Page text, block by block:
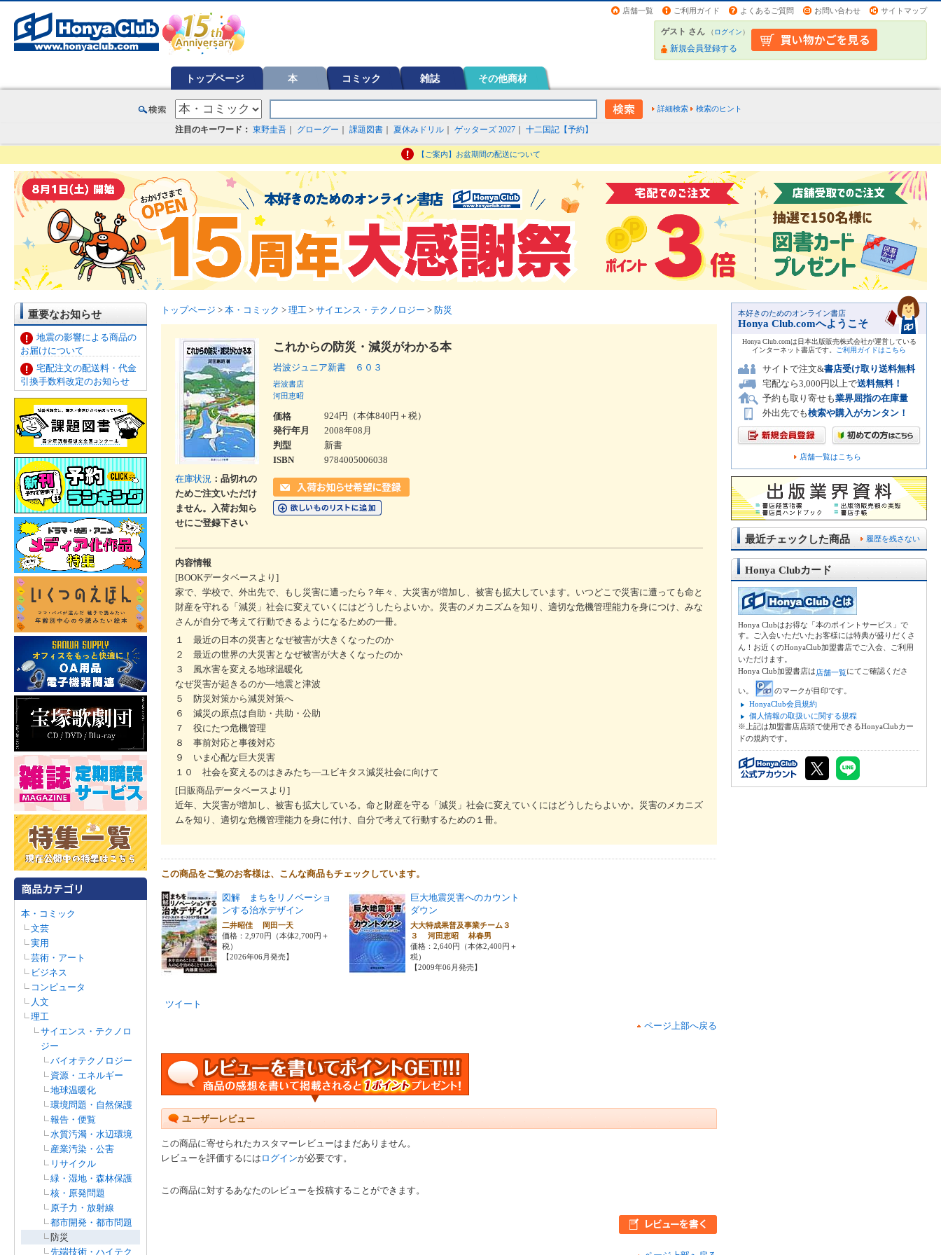
店舗一覧 ご利用ガイド よくあるご質問 お問い合わせ サイトマップ
ゲスト さん （ログイン）
新規会員登録する
トップページ 本 コミック 雑誌 その他商材
詳細検索 検索のヒント
注目のキーワード： 東野圭吾 グローグー 課題図書 夏休みドリル ゲッターズ 2027 十二国記【予約】
【ご案内】お盆期間の配送について
重要なお知らせ
地震の影響による商品の
お届けについて
宅配注文の配送料・代金
引換手数料改定のお知らせ
本・コミック
文芸
実用
芸術・アート
ビジネス
コンピュータ
人文
理工
サイエンス・テクノロ
ジー
バイオテクノロジー
資源・エネルギー
地球温暖化
環境問題・自然保護
報告・便覧
水質汚濁・水辺環境
産業汚染・公害
リサイクル
緑・湿地・森林保護
核・原発問題
原子力・放射線
都市開発・都市問題
防災
先端技術・ハイテク
トップページ > 本・コミック > 理工 > サイエンス・テクノロジー > 防災
在庫状況 ：品切れの
ためご注文いただけ
ません。入荷お知ら
せにご登録下さい
これからの防災・減災がわかる本
岩波ジュニア新書 ６０３
岩波書店
河田恵昭
価格
924円（本体840円＋税）
発行年月
2008年08月
判型
新書
ISBN
9784005006038
内容情報
[BOOKデータベースより]
家で、学校で、外出先で、もし災害に遭ったら？年々、大災害が増加し、被害も拡大しています。いつどこで災害に遭っても命と
財産を守れる「減災」社会に変えていくにはどうしたらよいか。災害のメカニズムを知り、適切な危機管理能力を身につけ、みな
さんが自分で考えて行動できるようになるための一冊。
１ 最近の日本の災害となぜ被害が大きくなったのか
２ 最近の世界の大災害となぜ被害が大きくなったのか
３ 風水害を変える地球温暖化
なぜ災害が起きるのか―地震と津波
５ 防災対策から減災対策へ
６ 減災の原点は自助・共助・公助
７ 役にたつ危機管理
８ 事前対応と事後対応
９ いま心配な巨大災害
１０ 社会を変えるのはきみたち―ユビキタス減災社会に向けて
[日販商品データベースより]
近年、大災害が増加し、被害も拡大している。命と財産を守る「減災」社会に変えていくにはどうしたらよいか。災害のメカニズ
ムを知り、適切な危機管理能力を身に付け、自分で考えて行動するための１冊。
この商品をご覧のお客様は、こんな商品もチェックしています。
図解 まちをリノベーショ
ンする治水デザイン
二井昭佳 岡田一天
価格：2,970円（本体2,700円＋
税）
【2026年06月発売】
巨大地震災害へのカウント
ダウン
大大特成果普及事業チーム３
３ 河田恵昭 林春男
価格：2,640円（本体2,400円＋
税）
【2009年06月発売】
ツイート
ページ上部へ戻る
ユーザーレビュー
この商品に寄せられたカスタマーレビューはまだありません。
レビューを評価するには ログインが必要です。
この商品に対するあなたのレビューを投稿することができます。
本好きのためのオンライン書店
Honya Club.comへようこそ
Honya Club.comは日本出版販売株式会社が運営している
インターネット書店です。
ご利用ガイドはこちら
サイトで注文&書店受け取り送料無料
宅配なら3,000円以上で送料無料！
予約も取り寄せも業界屈指の在庫量
外出先でも検索や購入がカンタン！
店舗一覧はこちら
履歴を残さない
最近チェックした商品
Honya Clubカード
Honya Clubはお得な「本のポイントサービス」で
す。ご入会いただいたお客様には特典が盛りだくさ
ん！お近くのHonyaClub加盟書店でご入会、ご利用
いただけます。
Honya Club加盟書店は店舗一覧にてご確認くださ
い。
のマークが目印です。
HonyaClub会員規約
個人情報の取扱いに関する規程
※上記は加盟書店店頭で使用できるHonyaClubカー
ドの規約です。